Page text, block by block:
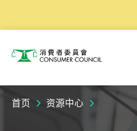
消费者委员会
首页 资源中心